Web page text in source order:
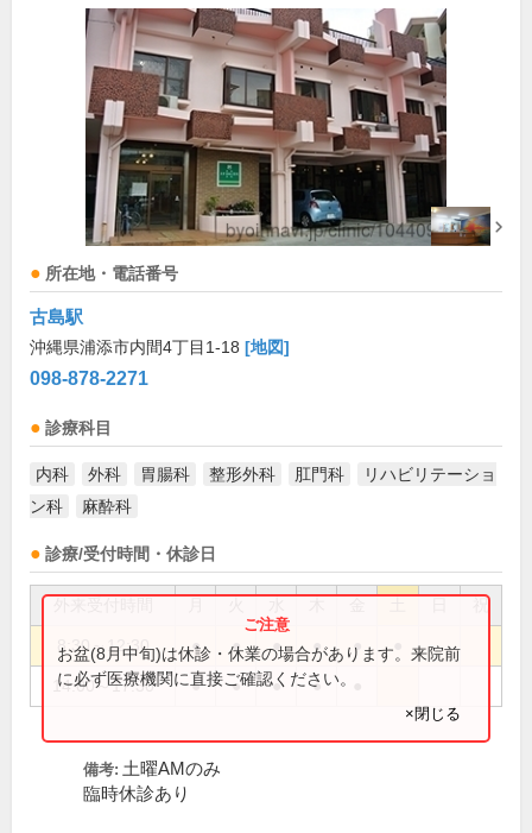
所在地・電話番号
古島駅
沖縄県浦添市内間4丁目1-18 [地図]
098-878-2271
診療科目
内科 外科 胃腸科 整形外科 肛門科
リハビリテーショ
ン科
麻酔科
診療/受付時間・休診日
祝
8:30～12:30 ● ● ● ● ●
14:00～17:30 ● ● ● ●
お盆(8月中旬)は休診・休業の場合があります。来院前
に必ず医療機関に直接ご確認ください。
×閉じる
備考: 土曜AMのみ
臨時休診あり